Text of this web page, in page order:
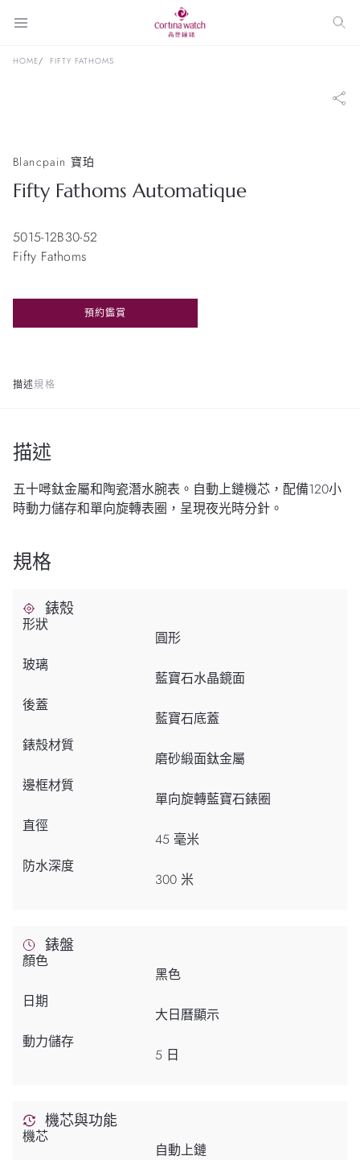
HOME FIFTY FATHOMS
Blancpain 寶珀
Fifty Fathoms Automatique
5015-12B30-52
Fifty Fathoms
預約鑑賞
描述規格
描述
五十噚鈦金屬和陶瓷潛水腕表。自動上鏈機芯，配備120小
時動力儲存和單向旋轉表圈，呈現夜光時分針。
規格
錶殼
形狀
圓形
玻璃
藍寶石水晶鏡面
後蓋
藍寶石底蓋
錶殼材質
磨砂緞面鈦金屬
邊框材質
單向旋轉藍寶石錶圈
直徑
45 毫米
防水深度
300 米
錶盤
顏色
黑色
日期
大日曆顯示
動力儲存
5 日
機芯與功能
機芯
自動上鏈